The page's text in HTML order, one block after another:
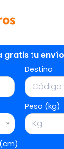
gratis tu envío
Destino
Peso (kg)